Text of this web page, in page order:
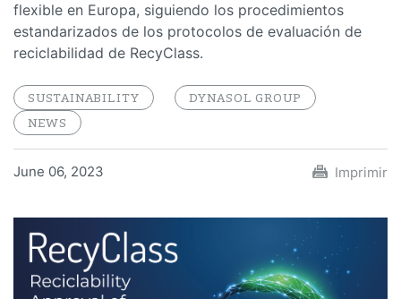
flexible en Europa, siguiendo los procedimientos
estandarizados de los protocolos de evaluación de
reciclabilidad de RecyClass.
SUSTAINABILITY
DYNASOL GROUP
NEWS
June 06, 2023 Imprimir